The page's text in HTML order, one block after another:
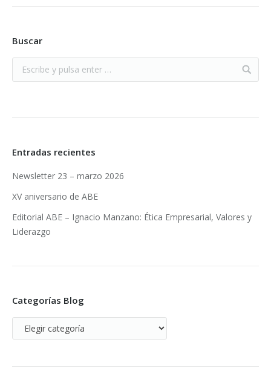
Buscar
Entradas recientes
Newsletter 23 – marzo 2026
XV aniversario de ABE
Editorial ABE – Ignacio Manzano: Ética Empresarial, Valores y
Liderazgo
Categorías Blog
Categorías
Blog